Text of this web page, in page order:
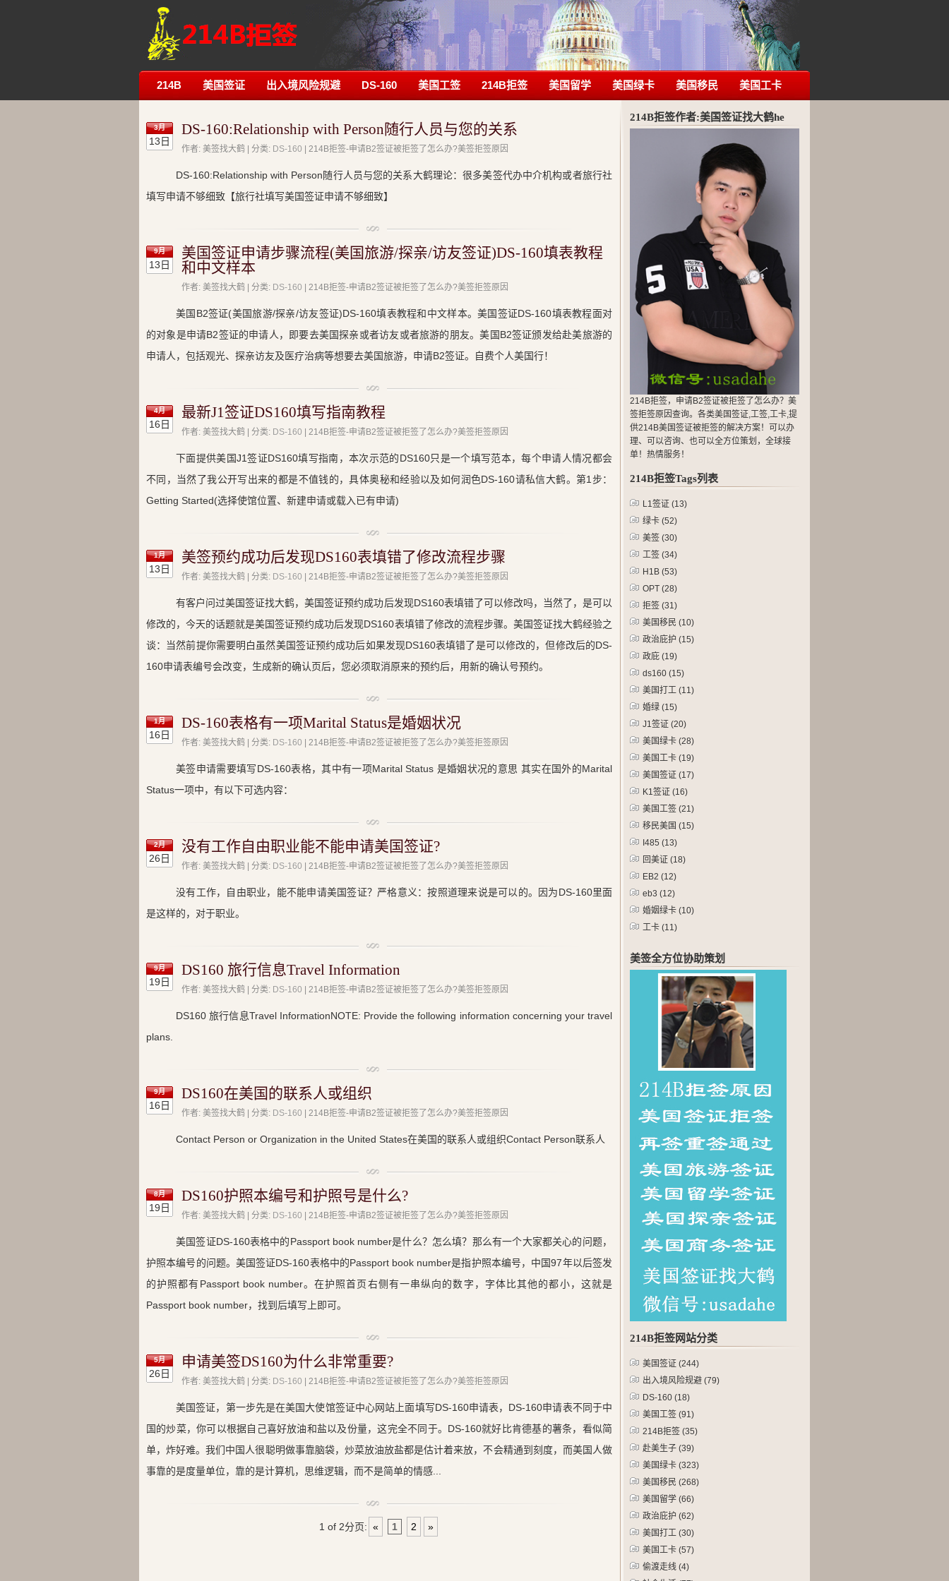
214B 美国签证 出入境风险规避 DS-160 美国工签 214B拒签 美国留学 美国绿卡 美国移民 美国工卡
3月
13日
DS-160:Relationship with Person随行人员与您的关系
作者: 美签找大鹤 | 分类: DS-160 | 214B拒签-申请B2签证被拒签了怎么办?美签拒签原因
DS-160:Relationship with Person随行人员与您的关系大鹤理论：很多美签代办中介机构或者旅行社
填写申请不够细致【旅行社填写美国签证申请不够细致】
9月
13日
美国签证申请步骤流程(美国旅游/探亲/访友签证)DS-160填表教程
和中文样本
作者: 美签找大鹤 | 分类: DS-160 | 214B拒签-申请B2签证被拒签了怎么办?美签拒签原因
美国B2签证(美国旅游/探亲/访友签证)DS-160填表教程和中文样本。美国签证DS-160填表教程面对
的对象是申请B2签证的申请人，即要去美国探亲或者访友或者旅游的朋友。美国B2签证颁发给赴美旅游的
申请人，包括观光、探亲访友及医疗治病等想要去美国旅游，申请B2签证。自费个人美国行！
4月
16日
最新J1签证DS160填写指南教程
作者: 美签找大鹤 | 分类: DS-160 | 214B拒签-申请B2签证被拒签了怎么办?美签拒签原因
下面提供美国J1签证DS160填写指南，本次示范的DS160只是一个填写范本，每个申请人情况都会
不同，当然了我公开写出来的都是不值钱的，具体奥秘和经验以及如何润色DS-160请私信大鹤。第1步：
Getting Started(选择使馆位置、新建申请或载入已有申请)
1月
13日
美签预约成功后发现DS160表填错了修改流程步骤
作者: 美签找大鹤 | 分类: DS-160 | 214B拒签-申请B2签证被拒签了怎么办?美签拒签原因
有客户问过美国签证找大鹤，美国签证预约成功后发现DS160表填错了可以修改吗，当然了，是可以
修改的，今天的话题就是美国签证预约成功后发现DS160表填错了修改的流程步骤。美国签证找大鹤经验之
谈：当然前提你需要明白虽然美国签证预约成功后如果发现DS160表填错了是可以修改的，但修改后的DS-
160申请表编号会改变，生成新的确认页后，您必须取消原来的预约后，用新的确认号预约。
1月
16日
DS-160表格有一项Marital Status是婚姻状况
作者: 美签找大鹤 | 分类: DS-160 | 214B拒签-申请B2签证被拒签了怎么办?美签拒签原因
美签申请需要填写DS-160表格，其中有一项Marital Status 是婚姻状况的意思 其实在国外的Marital
Status一项中，有以下可选内容：
2月
26日
没有工作自由职业能不能申请美国签证?
作者: 美签找大鹤 | 分类: DS-160 | 214B拒签-申请B2签证被拒签了怎么办?美签拒签原因
没有工作，自由职业，能不能申请美国签证？严格意义：按照道理来说是可以的。因为DS-160里面
是这样的，对于职业。
9月
19日
DS160 旅行信息Travel Information
作者: 美签找大鹤 | 分类: DS-160 | 214B拒签-申请B2签证被拒签了怎么办?美签拒签原因
DS160 旅行信息Travel InformationNOTE: Provide the following information concerning your travel
plans.
9月
16日
DS160在美国的联系人或组织
作者: 美签找大鹤 | 分类: DS-160 | 214B拒签-申请B2签证被拒签了怎么办?美签拒签原因
Contact Person or Organization in the United States在美国的联系人或组织Contact Person联系人
8月
19日
DS160护照本编号和护照号是什么?
作者: 美签找大鹤 | 分类: DS-160 | 214B拒签-申请B2签证被拒签了怎么办?美签拒签原因
美国签证DS-160表格中的Passport book number是什么？怎么填？那么有一个大家都关心的问题，
护照本编号的问题。美国签证DS-160表格中的Passport book number是指护照本编号，中国97年以后签发
的护照都有Passport book number。在护照首页右侧有一串纵向的数字，字体比其他的都小，这就是
Passport book number，找到后填写上即可。
5月
26日
申请美签DS160为什么非常重要?
作者: 美签找大鹤 | 分类: DS-160 | 214B拒签-申请B2签证被拒签了怎么办?美签拒签原因
美国签证，第一步先是在美国大使馆签证中心网站上面填写DS-160申请表，DS-160申请表不同于中
国的炒菜，你可以根据自己喜好放油和盐以及份量，这完全不同于。DS-160就好比肯德基的薯条，看似简
单，炸好难。我们中国人很聪明做事靠脑袋，炒菜放油放盐都是估计着来放，不会精通到刻度，而美国人做
事靠的是度量单位，靠的是计算机，思维逻辑，而不是简单的情感...
1 of 2分页: « 1 2 »
214B拒签作者:美国签证找大鹤he
214B拒签，申请B2签证被拒签了怎么办？美
签拒签原因查询。各类美国签证,工签,工卡,提
供214B美国签证被拒签的解决方案！可以办
理、可以咨询、也可以全方位策划，全球接
单！热情服务！
214B拒签Tags列表
L1签证 (13)
绿卡 (52)
美签 (30)
工签 (34)
H1B (53)
OPT (28)
拒签 (31)
美国移民 (10)
政治庇护 (15)
政庇 (19)
ds160 (15)
美国打工 (11)
婚绿 (15)
J1签证 (20)
美国绿卡 (28)
美国工卡 (19)
美国签证 (17)
K1签证 (16)
美国工签 (21)
移民美国 (15)
I485 (13)
回美证 (18)
EB2 (12)
eb3 (12)
婚姻绿卡 (10)
工卡 (11)
美签全方位协助策划
214B拒签网站分类
美国签证 (244)
出入境风险规避 (79)
DS-160 (18)
美国工签 (91)
214B拒签 (35)
赴美生子 (39)
美国绿卡 (323)
美国移民 (268)
美国留学 (66)
政治庇护 (62)
美国打工 (30)
美国工卡 (57)
偷渡走线 (4)